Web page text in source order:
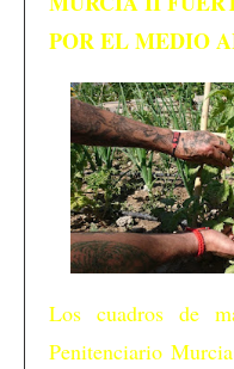
POR EL MEDIO
Los cuadros de
Penitenciario